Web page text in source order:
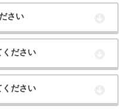
さい
ください
ください